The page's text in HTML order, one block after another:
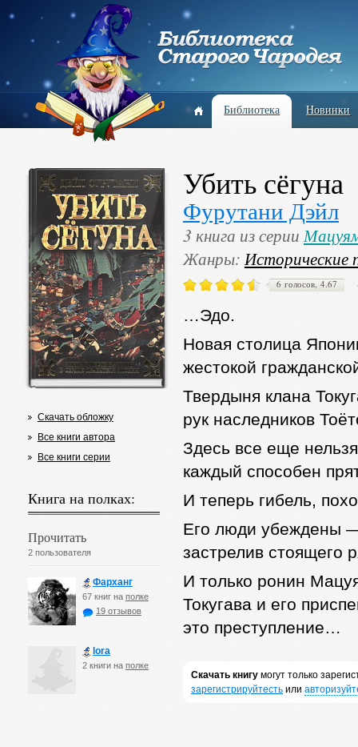
Библиотека Новинки
Скачать обложку
Все книги автора
Все книги серии
Книга на полках:
Прочитать
2 пользователя
Фарханг
67 книг на полке
19 отзывов
lora
2 книги на полке
Убить сёгуна
Фурутани Дэйл
3 книга из серии
Жанры:Исторические
6 голосов, 4.67
…Эдо.
Новая столица
жестокой
Твердыня клана
рук наследников
Здесь все еще
каждый способен
И теперь гибель,
Его люди убеждены
застрелив стоящего
И только ронин
Токугава и его
это преступление…
Скачать книгумогут только
зарегистрируйтестьили